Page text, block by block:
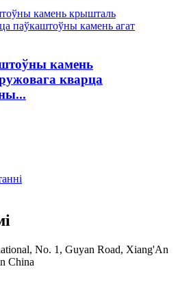
камень
кварца
No. 1, Guyan Road, Xiang'An
China